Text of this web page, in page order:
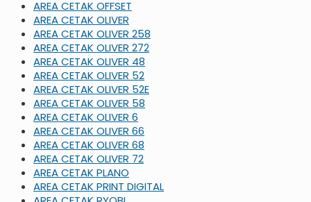
AREA CETAK OFFSET
AREA CETAK OLIVER
AREA CETAK OLIVER 258
AREA CETAK OLIVER 272
AREA CETAK OLIVER 48
AREA CETAK OLIVER 52
AREA CETAK OLIVER 52E
AREA CETAK OLIVER 58
AREA CETAK OLIVER 6
AREA CETAK OLIVER 66
AREA CETAK OLIVER 68
AREA CETAK OLIVER 72
AREA CETAK PLANO
AREA CETAK PRINT DIGITAL